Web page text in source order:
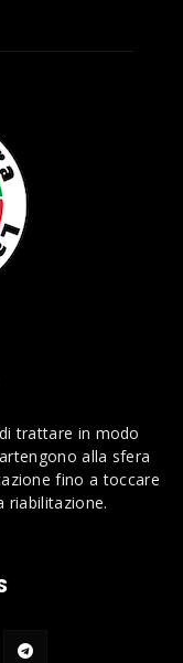
trattare in modo
alla sfera
fino a toccare
riabilitazione.